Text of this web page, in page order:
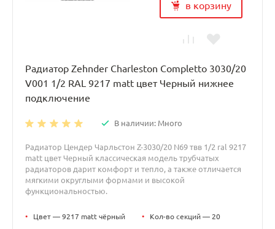
в корзину
Радиатор Zehnder Charleston Completto 3030/20
V001 1/2 RAL 9217 matt цвет Черный нижнее
подключение
В наличии: Много
Радиатор Цендер Чарльстон Z-3030/20 N69 твв 1/2 ral 9217
matt цвет Черный классическая модель трубчатых
радиаторов дарит комфорт и тепло, а также отличается
мягкими округлыми формами и высокой
функциональностью.
• Цвет — 9217 matt чёрный • Кол-во секций — 20